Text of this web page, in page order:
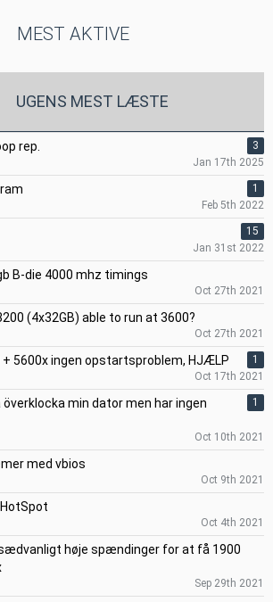
MEST AKTIVE
UGENS MEST LÆSTE
rep.
3
Jan 17th 2025
1
Feb 5th 2022
15
Jan 31st 2022
B-die 4000 mhz timings
Oct 27th 2021
(4x32GB) able to run at 3600?
Oct 27th 2021
+ 5600x ingen opstartsproblem, HJÆLP
1
Oct 17th 2021
överklocka min dator men har ingen
1
Oct 10th 2021
med vbios
Oct 9th 2021
Oct 4th 2021
høje spændinger for at få 1900
Sep 29th 2021